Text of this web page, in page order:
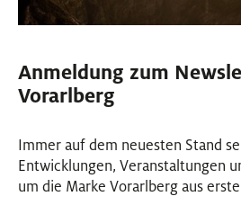
PROJEKTE
PODCASTS
EVENTS
Anmeldung zum
Vorarlberg
Immer auf dem neuesten Stand
Entwicklungen, Veranstaltungen
um die Marke Vorarlberg aus